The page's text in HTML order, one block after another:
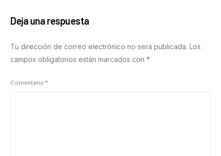
Deja una respuesta
Tu dirección de correo electrónico no será publicada. Los
campos obligatorios están marcados con*
Comentario*